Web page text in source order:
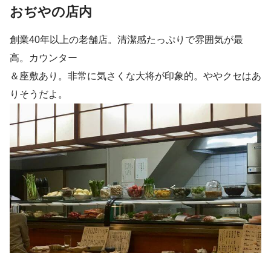
おぢやの店内
創業40年以上の老舗店。清潔感たっぷりで雰囲気が最
高。カウンター
＆座敷あり。非常に気さくな大将が印象的。ややクセはあ
りそうだよ。